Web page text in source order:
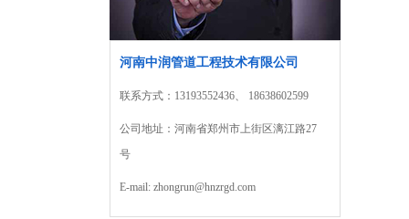
河南中润管道工程技术有限公司
联系方式：13193552436、 18638602599
公司地址：河南省郑州市上街区漓江路27
号
E-mail: zhongrun@hnzrgd.com